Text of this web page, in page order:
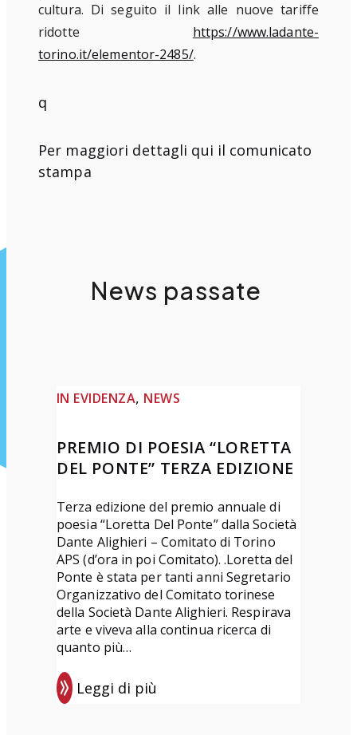
cultura. Di seguito il link alle nuove tariffe
ridotte https://www.ladante-
torino.it/elementor-2485/.
q
Per maggiori dettagli qui il comunicato
stampa
News passate
IN EVIDENZA, NEWS
PREMIO DI POESIA “LORETTA
DEL PONTE” TERZA EDIZIONE
Terza edizione del premio annuale di
poesia “Loretta Del Ponte” dalla Società
Dante Alighieri – Comitato di Torino
APS (d’ora in poi Comitato). .Loretta del
Ponte è stata per tanti anni Segretario
Organizzativo del Comitato torinese
della Società Dante Alighieri. Respirava
arte e viveva alla continua ricerca di
quanto più…
Leggi di più
: